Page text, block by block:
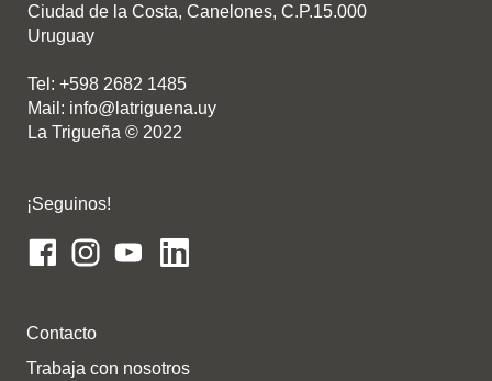
Ciudad de la Costa, Canelones, C.P.15.000
Uruguay
Tel: +598 2682 1485
Mail: info@latriguena.uy
La Trigueña © 2022
¡Seguinos!
Contacto
Trabaja con nosotros